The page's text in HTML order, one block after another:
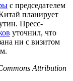
с председателем
планирует
Пресс-
уточнил, что
ни с визитом
Attribution